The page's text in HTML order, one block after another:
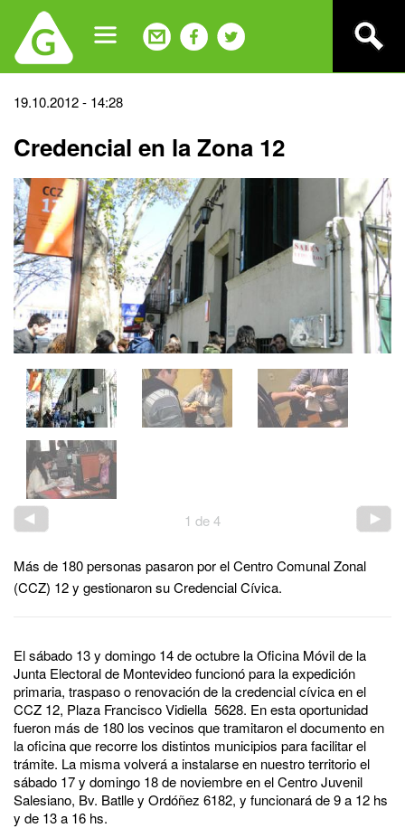
navigation
Back
top
19.10.2012 - 14:28
Credencial en la Zona 12
1 de4
Más de 180 personas pasaron por el Centro Comunal Zonal
(CCZ) 12 y gestionaron su Credencial Cívica.
El sábado 13 y domingo 14 de octubre la Oficina Móvil de la
Junta Electoral de Montevideo funcionó para la expedición
primaria, traspaso o renovación de la credencial cívica en el
CCZ 12, Plaza Francisco Vidiella 5628. En esta oportunidad
fueron más de 180 los vecinos que tramitaron el documento en
la oficina que recorre los distintos municipios para facilitar el
trámite. La misma volverá a instalarse en nuestro territorio el
sábado 17 y domingo 18 de noviembre en el Centro Juvenil
Salesiano, Bv. Batlle y Ordóñez 6182, y funcionará de 9 a 12 hs
y de 13 a 16 hs.